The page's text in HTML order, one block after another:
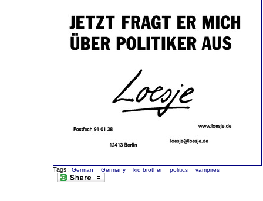
Tags: German Germany kid brother politics vampires